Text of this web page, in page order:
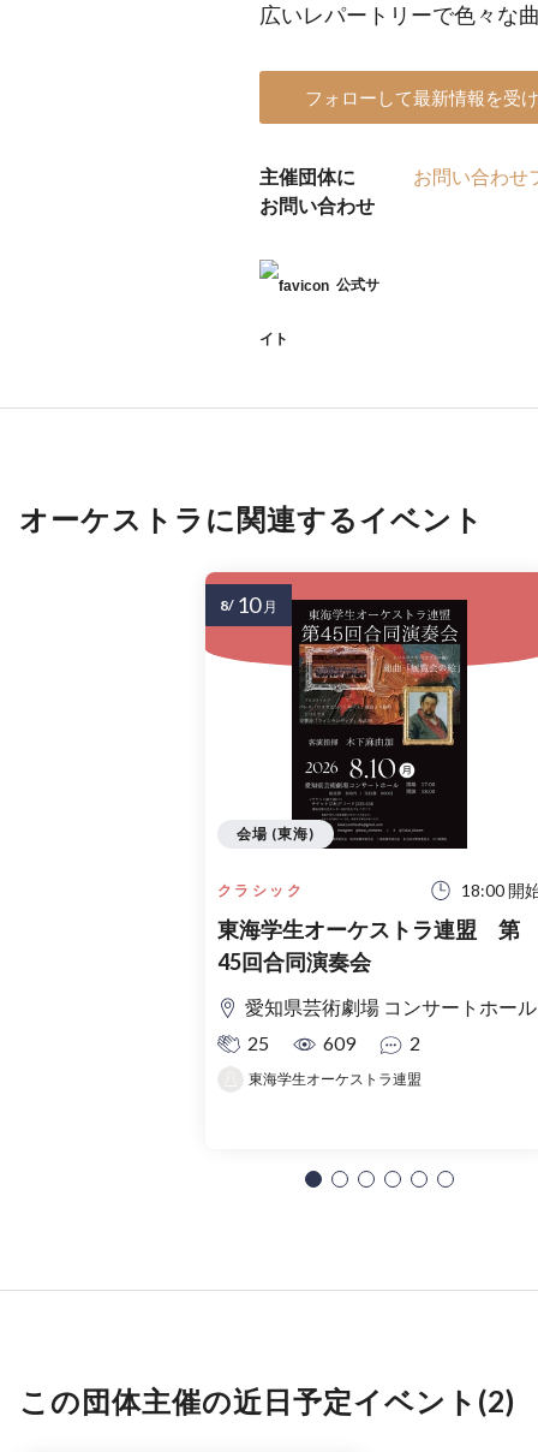
広いレパートリーで色々な
フォローして最新情報を受
主催団体に
お問い合わせ
お問い合わせ
公式サ
イト
オーケストラに関連するイベント
クラシック 18:00 開
東海学生オーケストラ連盟 第
45回合同演奏会
愛知県芸術劇場 コンサートホール
25
609 2
東海学生オーケストラ連盟
会場 (東海)
8/ 10 月
この団体主催の近日予定イベント(2)